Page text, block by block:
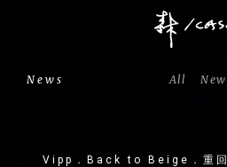
News All
Vipp．Back to Beige．重回